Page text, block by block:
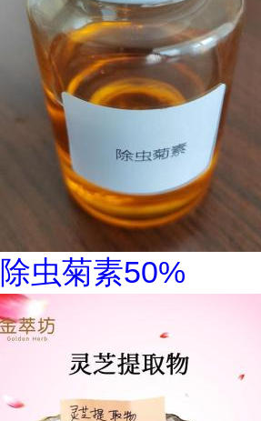
除虫菊素50%